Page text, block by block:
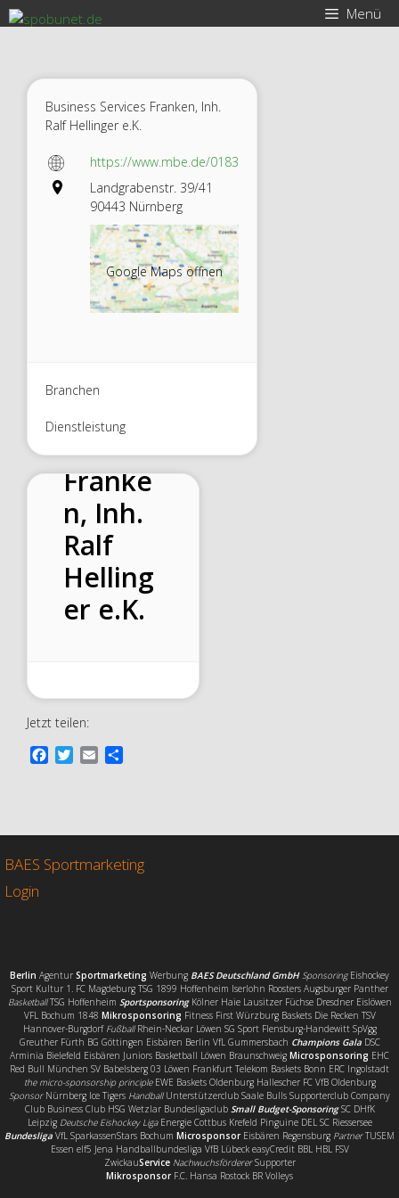
Zum
Inhalt
Menü
Business Services Franken, Inh.
Ralf Hellinger e.K.
https://www.mbe.de/0183
Landgrabenstr. 39/41
90443 Nürnberg
Google Maps öffnen
Branchen
Dienstleistung
s
Service
s
Franke
n, Inh.
Ralf
Helling
er e.K.
Jetzt teilen:
o
k
r
BAES Sportmarketing
Login
Berlin Agentur Sportmarketing Werbung BAES Deutschland GmbH SponsoringEishockey
Sport Kultur 1. FC Magdeburg TSG 1899 Hoffenheim Iserlohn Roosters Augsburger Panther
BasketballTSG Hoffenheim SportsponsoringKölner Haie Lausitzer Füchse Dresdner Eislöwen
VFL Bochum 1848 Mikrosponsoring Fitness First Würzburg Baskets Die Recken TSV
Hannover-Burgdorf FußballRhein-Neckar Löwen SG Sport Flensburg-Handewitt SpVgg
Greuther Fürth BG Göttingen Eisbären Berlin VfL Gummersbach Champions GalaDSC
Arminia Bielefeld Eisbären Juniors Basketball Löwen Braunschweig Microsponsoring EHC
Red Bull München SV Babelsberg 03 Löwen Frankfurt Telekom Baskets Bonn ERC Ingolstadt
the micro-sponsorship principleEWE Baskets Oldenburg Hallescher FC VfB Oldenburg
SponsorNürnberg Ice Tigers HandballUnterstützerclub Saale Bulls Supporterclub Company
Club Business Club HSG Wetzlar Bundesligaclub Small Budget-SponsoringSC DHfK
Leipzig Deutsche Eishockey LigaEnergie Cottbus Krefeld Pinguine DEL SC Riessersee
Bundesliga VfL SparkassenStars Bochum MicrosponsorEisbären Regensburg PartnerTUSEM
Essen elf5 Jena Handballbundesliga VfB Lübeck easyCredit BBL HBL FSV
ZwickauService NachwuchsfördererSupporter
MikrosponsorF.C. Hansa Rostock BR Volleys